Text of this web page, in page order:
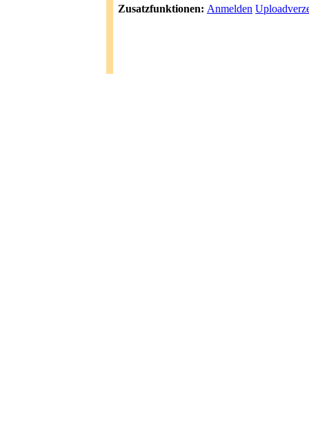
Zusatzfunktionen: Anmelden